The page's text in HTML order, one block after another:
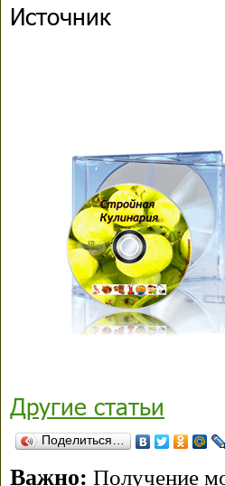
Источник
Другие статьи
Поделиться…
Важно: Получение